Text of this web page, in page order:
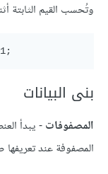
وتُحسب القيم الثابتة
بنى البيانات
المصفوفات- يبدأ
المصفوفة عند